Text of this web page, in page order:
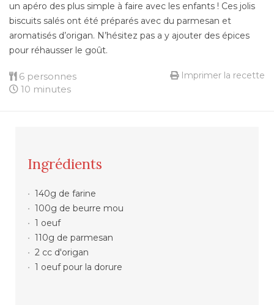
un apéro des plus simple à faire avec les enfants ! Ces jolis
biscuits salés ont été préparés avec du parmesan et
aromatisés d’origan. N’hésitez pas a y ajouter des épices
pour réhausser le goût.
6 personnes
10 minutes
Imprimer la recette
Ingrédients
140g de farine
100g de beurre mou
1 oeuf
110g de parmesan
2 cc d'origan
1 oeuf pour la dorure